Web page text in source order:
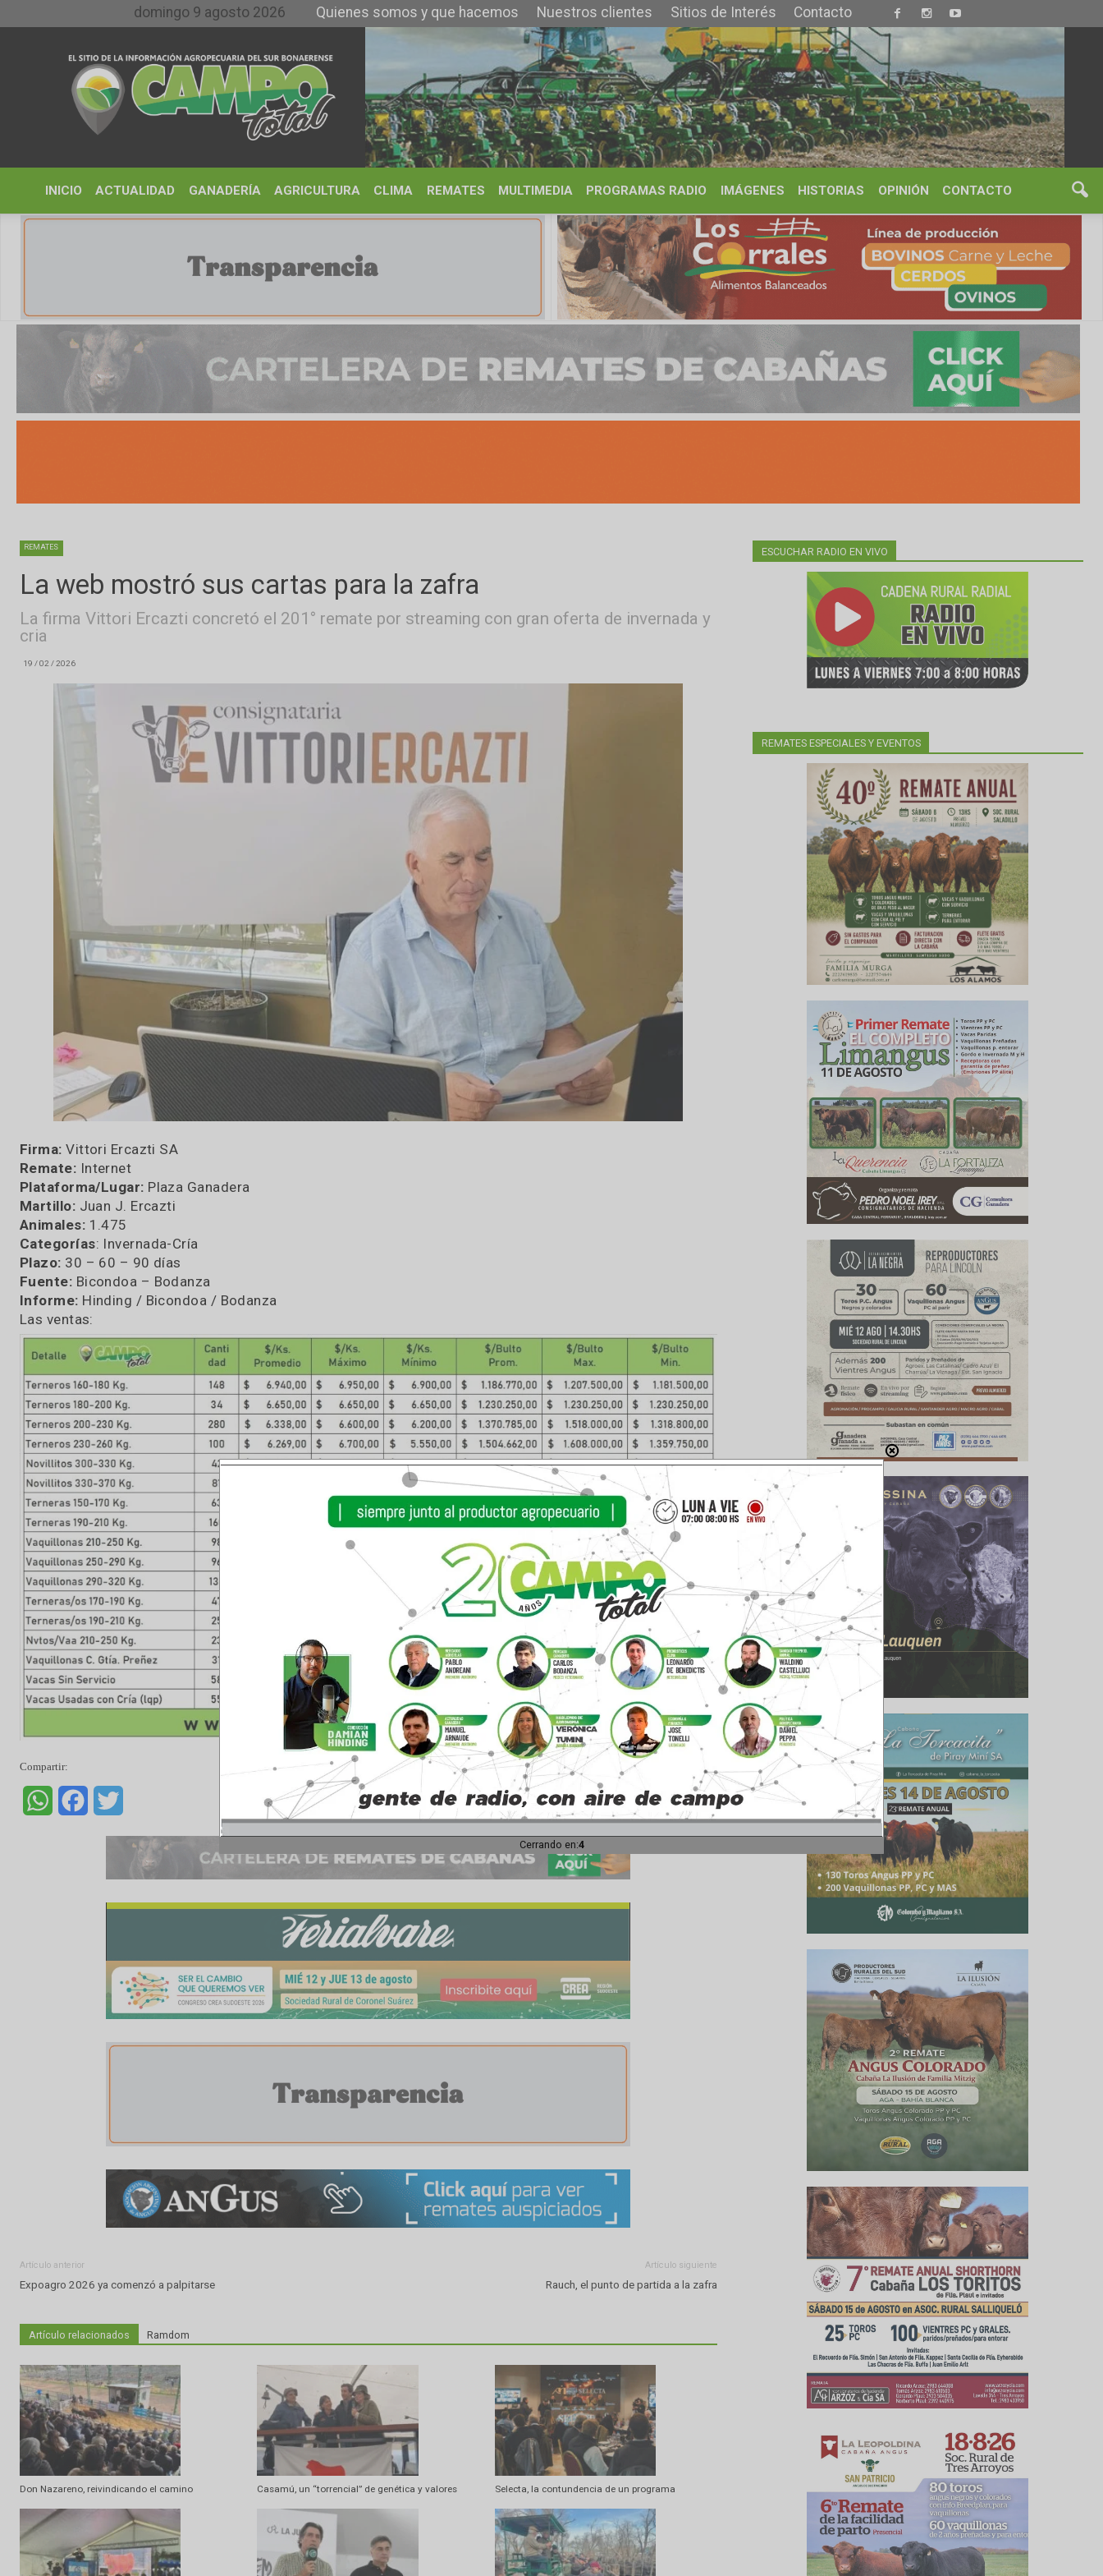
domingo 9 agosto 2026 Quienes somos y que hacemos Nuestros clientes Sitios de Interés Contacto
REMATES MULTIMEDIA PROGRAMAS RADIO IMÁGENES HISTORIAS OPINIÓN CONTACTO
La web mostró sus cartas para la zafra
La firma Vittori Ercazti concretó el 201° remate por streaming con gran oferta de invernada y
Firma:Vittori Ercazti SA
Remate:Internet
Plataforma/Lugar:
Martillo:Juan J. Ercazti
Animales:1.475
Categorías: Invernada-Cría
Plazo:30 – 60 – 90 días
Fuente:Bicondoa – Bodanza
Informe:Hinding / Bicondoa / Bodanza
Las ventas:
WhatsAppFacebookTwitter
Artículo anterior
Expoagro 2026 ya comenzó a palpitarse Rauch, el punto de partida a la zafra
ESCUCHAR RADIO EN VIVO
REMATES ESPECIALES Y EVENTOS
Cerrando en: